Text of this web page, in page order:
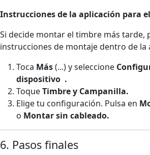
Instrucciones de la aplicación para
Si decide montar el timbre más tarde,
instrucciones de montaje dentro de la
Toca Más(...) y seleccione
dispositivo .
ToqueTimbre y Campanilla.
Elige tu configuración. Pulsa en
o Montar sin cableado.
6. Pasos finales